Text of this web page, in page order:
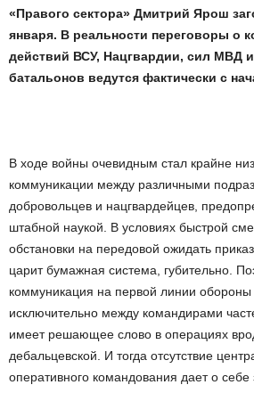
«Правого сектора» Дмитрий Ярош
января. В реальности переговоры о
действий ВСУ, Нацгвардии, сил МВД
батальонов ведутся фактически с
В ходе войны очевидным стал крайне
коммуникации между различными
добровольцев и нацгвардейцев,
штабной наукой. В условиях быстрой
обстановки на передовой ожидать
царит бумажная система, губительно.
коммуникация на первой линии обороны
исключительно между командирами
имеет решающее слово в операциях
дебальцевской. И тогда отсутствие
оперативного командования дает о себе